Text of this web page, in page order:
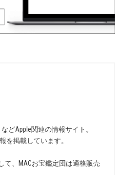
どApple関連の情報サイト。
を掲載しています。
て、MACお宝鑑定団は適格販売